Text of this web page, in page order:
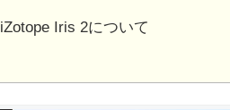
iZotope Iris 2について